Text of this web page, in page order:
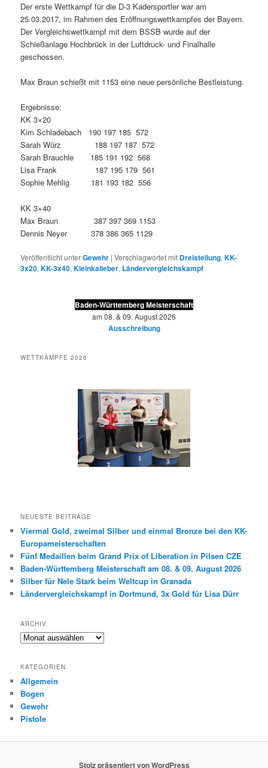
Der erste Wettkampf für die D-3 Kadersportler war am
25.03.2017, im Rahmen des Eröffnungswettkampfes der Bayern.
Der Vergleichswettkampf mit dem BSSB wurde auf der
Schießanlage Hochbrück in der Luftdruck- und Finalhalle
geschossen.
Max Braun schießt mit 1153 eine neue persönliche Bestleistung.
Ergebnisse:
KK 3×20
Kim Schladebach 190 197 185 572
Sarah Würz 188 197 187 572
Sarah Brauchle 185 191 192 568
Lisa Frank 187 195 179 561
Sophie Mehlig 181 193 182 556
KK 3×40
Max Braun 387 397 369 1153
Dennis Neyer 378 386 365 1129
Veröffentlicht unterGewehr |Verschlagwortet mit Dreistellung,KK-
3x20,KK-3x40,Kleinkalieber, Ländervergleichskampf
Baden-Württemberg Meisterschaft
am 08. & 09. August 2026
Ausschreibung
WETTKÄMPFE 2026
NEUESTE BEITRÄGE
Viermal Gold, zweimal Silber und einmal Bronze bei den KK-
Europameisterschaften
Fünf Medaillen beim Grand Prix of Liberation in Pilsen CZE
Baden-Württemberg Meisterschaft am 08. & 09. August 2026
Silber für Nele Stark beim Weltcup in Granada
Ländervergleichskampf in Dortmund, 3x Gold für Lisa Dürr
ARCHIV
Archiv
KATEGORIEN
Allgemein
Bogen
Gewehr
Pistole
Stolz präsentiert von WordPress